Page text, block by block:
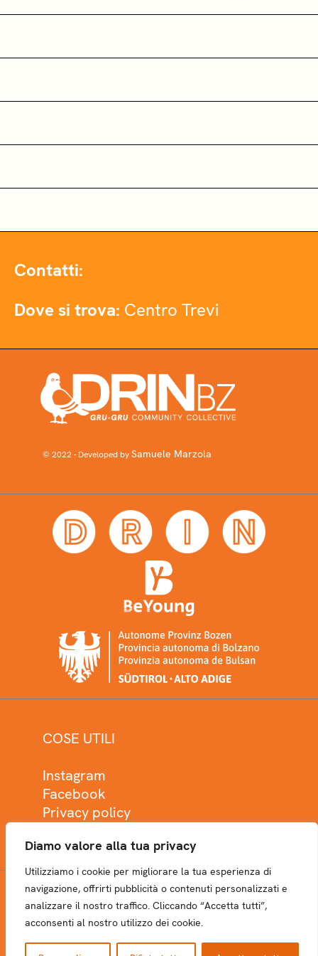
Diamo valore alla tua privacy
Utilizziamo i cookie per migliorare la tua esperienza di
navigazione, offrirti pubblicità o contenuti personalizzati e
analizzare il nostro traffico. Cliccando “Accetta tutti”,
acconsenti al nostro utilizzo dei cookie.
Contatti:
Dove si trova: Centro Trevi
© 2022 - Developed bySamuele Marzola
COSE UTILI
Instagram
Facebook
Privacy policy
NEWSLETTER